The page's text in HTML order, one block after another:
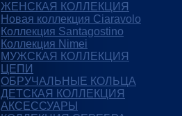
ЖЕНСКАЯ КОЛЛЕКЦИЯ
Новая коллекция Ciaravolo
Коллекция Santagostino
Коллекция Nimei
МУЖСКАЯ КОЛЛЕКЦИЯ
ЦЕПИ
ОБРУЧАЛЬНЫЕ КОЛЬЦА
ДЕТСКАЯ КОЛЛЕКЦИЯ
АКСЕССУАРЫ